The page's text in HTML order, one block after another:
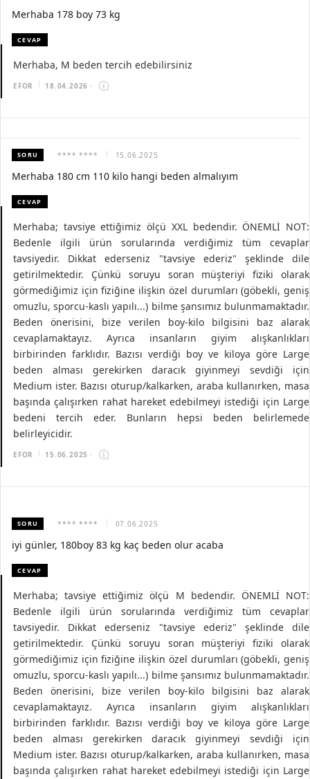
Merhaba 178 boy 73 kg
CEVAP
Merhaba, M beden tercih edebilirsiniz
EFOR 18.04.2026 ·
SORU **** **** 15.06.2025
Merhaba 180 cm 110 kilo hangi beden almalıyım
CEVAP
Merhaba; tavsiye ettiğimiz ölçü XXL bedendir. ÖNEMLİ NOT:
Bedenle ilgili ürün sorularında verdiğimiz tüm cevaplar
tavsiyedir. Dikkat ederseniz "tavsiye ederiz" şeklinde dile
getirilmektedir. Çünkü soruyu soran müşteriyi fiziki olarak
görmediğimiz için fiziğine ilişkin özel durumları (göbekli, geniş
omuzlu, sporcu-kaslı yapılı...) bilme şansımız bulunmamaktadır.
Beden önerisini, bize verilen boy-kilo bilgisini baz alarak
cevaplamaktayız. Ayrıca insanların giyim alışkanlıkları
birbirinden farklıdır. Bazısı verdiği boy ve kiloya göre Large
beden alması gerekirken daracık giyinmeyi sevdiği için
Medium ister. Bazısı oturup/kalkarken, araba kullanırken, masa
başında çalışırken rahat hareket edebilmeyi istediği için Large
bedeni tercih eder. Bunların hepsi beden belirlemede
belirleyicidir.
EFOR 15.06.2025 ·
SORU **** **** 07.06.2025
iyi günler, 180boy 83 kg kaç beden olur acaba
CEVAP
Merhaba; tavsiye ettiğimiz ölçü M bedendir. ÖNEMLİ NOT:
Bedenle ilgili ürün sorularında verdiğimiz tüm cevaplar
tavsiyedir. Dikkat ederseniz "tavsiye ederiz" şeklinde dile
getirilmektedir. Çünkü soruyu soran müşteriyi fiziki olarak
görmediğimiz için fiziğine ilişkin özel durumları (göbekli, geniş
omuzlu, sporcu-kaslı yapılı...) bilme şansımız bulunmamaktadır.
Beden önerisini, bize verilen boy-kilo bilgisini baz alarak
cevaplamaktayız. Ayrıca insanların giyim alışkanlıkları
birbirinden farklıdır. Bazısı verdiği boy ve kiloya göre Large
beden alması gerekirken daracık giyinmeyi sevdiği için
Medium ister. Bazısı oturup/kalkarken, araba kullanırken, masa
başında çalışırken rahat hareket edebilmeyi istediği için Large